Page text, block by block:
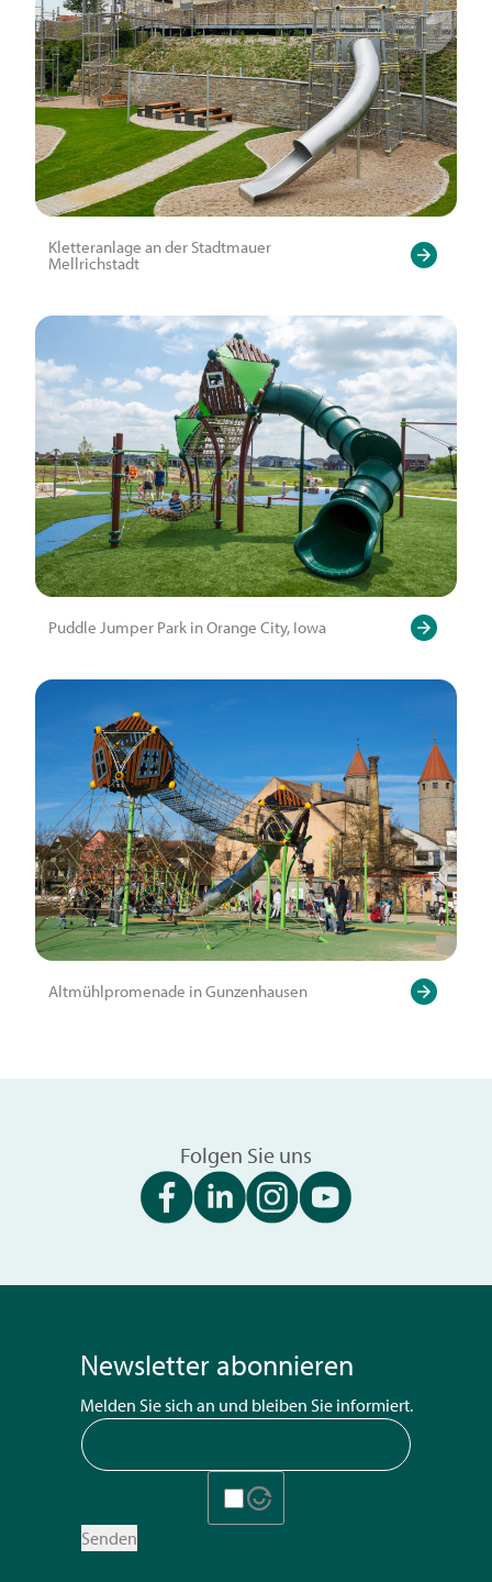
Kletteranlage an der Stadtmauer
Mellrichstadt
Puddle Jumper Park in Orange City, Iowa
Altmühlpromenade in Gunzenhausen
Folgen Sie uns
Newsletter abonnieren
Melden Sie sich an und bleiben Sie informiert.
Senden